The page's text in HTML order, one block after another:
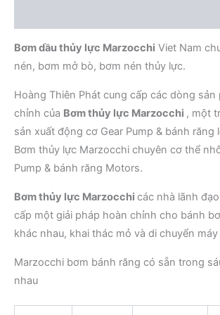
Bơm dầu thủy lực Marzocchi Viet Nam
nén, bơm mở bò, bơm nén thủy lực.
Hoàng Thiên Phát cung cấp các dòng sản
chỉnh của Bơm thủy lực Marzocchi , một
sản xuất động cơ Gear Pump & bánh răng
Bơm thủy lực Marzocchi chuyên cơ thể
Pump & bánh răng Motors.
Bơm thủy lực Marzocchi các nhà lãnh
cấp một giải pháp hoàn chỉnh cho bánh
khác nhau, khai thác mỏ và di chuyển
Marzocchi bơm bánh răng có sẵn trong
nhau